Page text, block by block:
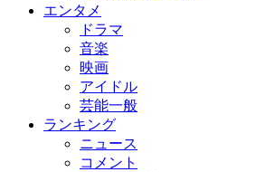
エンタメ
ドラマ
音楽
映画
アイドル
芸能一般
ランキング
ニュース
コメント